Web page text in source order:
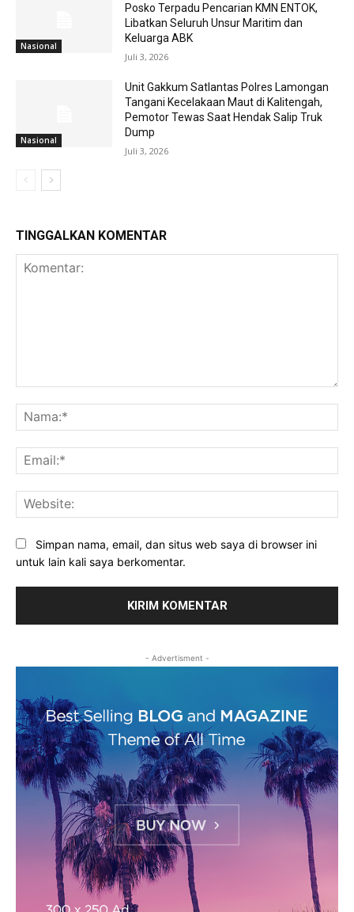
Nasional
Posko Terpadu Pencarian KMN ENTOK,
Libatkan Seluruh Unsur Maritim dan
Keluarga ABK
Juli 3, 2026
Nasional
Unit Gakkum Satlantas Polres Lamongan
Tangani Kecelakaan Maut di Kalitengah,
Pemotor Tewas Saat Hendak Salip Truk
Dump
Juli 3, 2026
TINGGALKAN KOMENTAR
Simpan nama, email, dan situs web saya di browser ini
untuk lain kali saya berkomentar.
- Advertisment -